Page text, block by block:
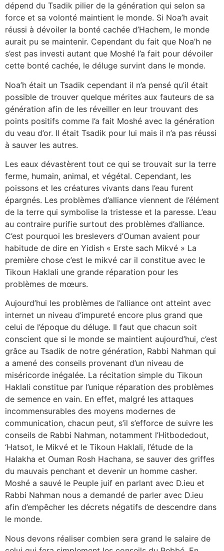
dépend du Tsadik pilier de la génération qui selon sa
force et sa volonté maintient le monde. Si Noa’h avait
réussi à dévoiler la bonté cachée d’Hachem, le monde
aurait pu se maintenir. Cependant du fait que Noa’h ne
s’est pas investi autant que Moshé l’a fait pour dévoiler
cette bonté cachée, le déluge survint dans le monde.
Noa’h était un Tsadik cependant il n’a pensé qu’il était
possible de trouver quelque mérites aux fauteurs de sa
génération afin de les réveiller en leur trouvant des
points positifs comme l’a fait Moshé avec la génération
du veau d’or. Il était Tsadik pour lui mais il n’a pas réussi
à sauver les autres.
Les eaux dévastèrent tout ce qui se trouvait sur la terre
ferme, humain, animal, et végétal. Cependant, les
poissons et les créatures vivants dans l’eau furent
épargnés. Les problèmes d’alliance viennent de l’élément
de la terre qui symbolise la tristesse et la paresse. L’eau
au contraire purifie surtout des problèmes d’alliance.
C’est pourquoi les breslevers d’Ouman avaient pour
habitude de dire en Yidish « Erste sach Mikvé » La
première chose c’est le mikvé car il constitue avec le
Tikoun Haklali une grande réparation pour les
problèmes de mœurs.
Aujourd’hui les problèmes de l’alliance ont atteint avec
internet un niveau d’impureté encore plus grand que
celui de l’époque du déluge. Il faut que chacun soit
conscient que si le monde se maintient aujourd’hui, c’est
grâce au Tsadik de notre génération, Rabbi Nahman qui
a amené des conseils provenant d’un niveau de
miséricorde inégalée. La récitation simple du Tikoun
Haklali constitue par l’unique réparation des problèmes
de semence en vain. En effet, malgré les attaques
incommensurables des moyens modernes de
communication, chacun peut, s’il s’efforce de suivre les
conseils de Rabbi Nahman, notamment l’Hitbodedout,
‘Hatsot, le Mikvé et le Tikoun Haklali, l’étude de la
Halakha et Ouman Rosh Hachana, se sauver des griffes
du mauvais penchant et devenir un homme casher.
Moshé a sauvé le Peuple juif en parlant avec D.ieu et
Rabbi Nahman nous a demandé de parler avec D.ieu
afin d’empêcher les décrets négatifs de descendre dans
le monde.
Nous devons réaliser combien sera grand le salaire de